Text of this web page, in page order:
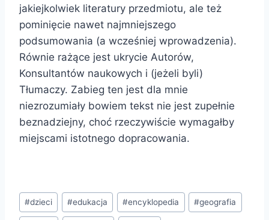
jakiejkolwiek literatury przedmiotu, ale też
pominięcie nawet najmniejszego
podsumowania (a wcześniej wprowadzenia).
Równie rażące jest ukrycie Autorów,
Konsultantów naukowych i (jeżeli byli)
Tłumaczy. Zabieg ten jest dla mnie
niezrozumiały bowiem tekst nie jest zupełnie
beznadziejny, choć rzeczywiście wymagałby
miejscami istotnego dopracowania.
Tagi
wpisu:
#dzieci #edukacja #encyklopedia #geografia